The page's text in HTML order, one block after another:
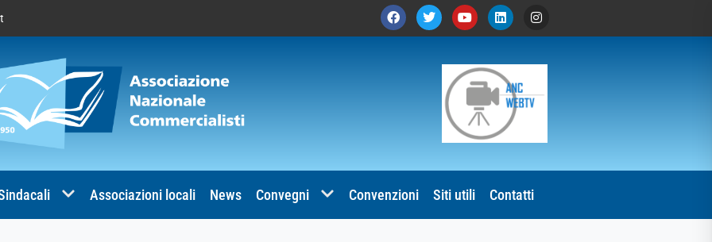
Associazioni locali News Convegni Convenzioni Siti utili Contatti